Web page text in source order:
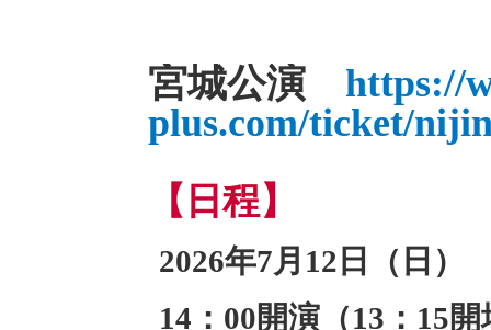
宮城公演 https://
plus.com/ticket/
【日程】
2026年7月12日（日）
14：00開演（13：15開